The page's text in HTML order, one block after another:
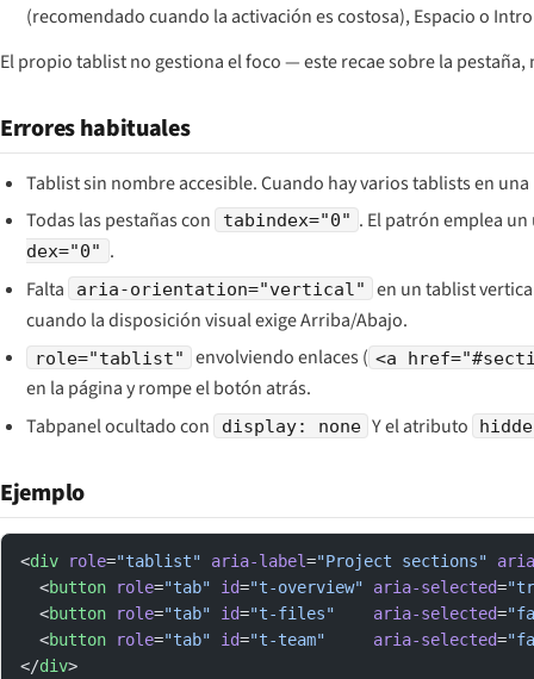
(recomendado cuando la activación es costosa), Espacio o
El propio tablist no gestiona el foco — este recae sobre la
Errores habituales
Tablist sin nombre accesible. Cuando hay varios tablists en
Todas las pestañas con
tabindex="0" . El patrón emplea
dex="0" .
Falta
aria-orientation="vertical"
en un tablist
cuando la disposición visual exige Arriba/Abajo.
role="tablist" envolviendo enlaces ( <a
en la página y rompe el botón atrás.
Tabpanel ocultado con
display: none Y el atributo
Ejemplo
<div role="tablist" aria-label="Project sections"
  <
button role="tab" id="t-overview" aria-selected=
  <
button role="tab" id="t-files"
    aria-selected
=
  <
button role="tab" id="t-team"
     aria-selected
=
</div>